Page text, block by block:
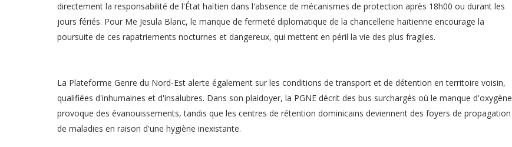
directement la responsabilité de l'État haïtien dans l'absence de mécanismes de protection après 18h00 ou durant les
jours fériés. Pour Me Jesula Blanc, le manque de fermeté diplomatique de la chancellerie haïtienne encourage la
poursuite de ces rapatriements nocturnes et dangereux, qui mettent en péril la vie des plus fragiles.
La Plateforme Genre du Nord-Est alerte également sur les conditions de transport et de détention en territoire voisin,
qualifiées d'inhumaines et d'insalubres. Dans son plaidoyer, la PGNE décrit des bus surchargés où le manque d'oxygène
provoque des évanouissements, tandis que les centres de rétention dominicains deviennent des foyers de propagation
de maladies en raison d'une hygiène inexistante.